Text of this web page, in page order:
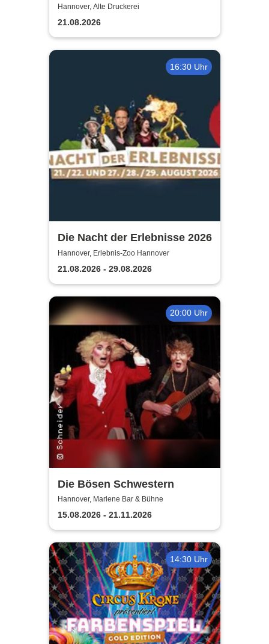
TUTANCHAMUN | Hannover -
Ein Immersives Abenteuer
Hannover, Alte Druckerei
21.08.2026
16:30 Uhr
Die Nacht der Erlebnisse 2026
Hannover, Erlebnis-Zoo Hannover
21.08.2026 - 29.08.2026
20:00 Uhr
Die Bösen Schwestern
Hannover, Marlene Bar & Bühne
15.08.2026 - 21.11.2026
14:30 Uhr